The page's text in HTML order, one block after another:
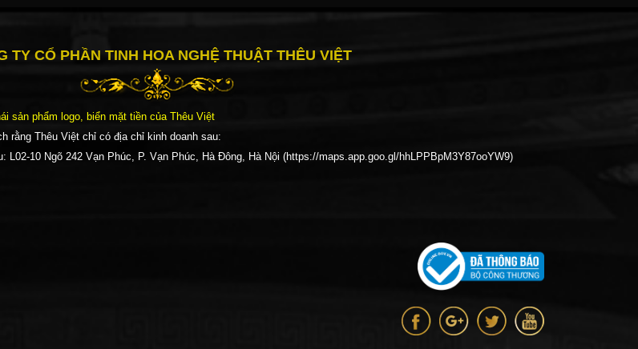
TY CỔ PHẦN TINH HOA NGHỆ THUẬT THÊU VIỆT
sản phẩm logo, biển mặt tiền của Thêu Việt
rằng Thêu Việt chỉ có địa chỉ kinh doanh sau:
L02-10 Ngõ 242 Vạn Phúc, P. Vạn Phúc, Hà Đông, Hà Nội (https://maps.app.goo.gl/hhLPPBpM3Y87ooYW9)